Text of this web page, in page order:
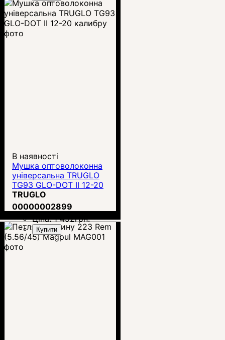
В наявності
Мушка оптоволоконна
універсальна TRUGLO
TG93 GLO-DOT II 12-20
калибру
TRUGLO
00000002899
Ціна:1 492грн.
Купити